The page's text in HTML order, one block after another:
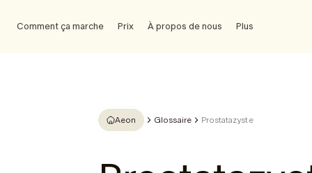
Comment ça marche Prix À propos de nous Plus
Aeon Glossaire Prostatazyste